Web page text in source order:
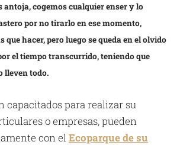
antoja, cogemos cualquier enser y lo
por no tirarlo en ese momento,
que hacer, pero luego se queda en el olvido
el tiempo transcurrido, teniendo que
lleven todo.
capacitados para realizar su
o empresas, pueden
con elEcoparque de su